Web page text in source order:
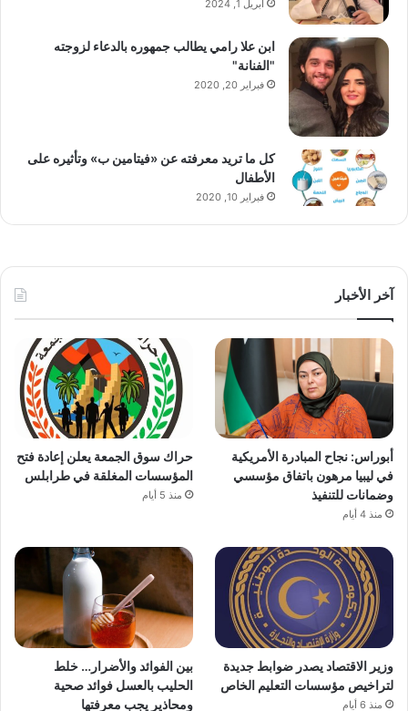
أبريل 1, 2024
ابن علا رامي يطالب جمهوره بالدعاء لزوجته
"الفنانة"
فبراير 20, 2020
كل ما تريد معرفته عن «فيتامين ب» وتأثيره على
الأطفال
فبراير 10, 2020
آخر الأخبار
أبوراس: نجاح المبادرة الأمريكية
في ليبيا مرهون باتفاق مؤسسي
وضمانات للتنفيذ
منذ 4 أيام
حراك سوق الجمعة يعلن إعادة فتح
المؤسسات المغلقة في طرابلس
منذ 5 أيام
وزير الاقتصاد يصدر ضوابط جديدة
لتراخيص مؤسسات التعليم الخاص
منذ 6 أيام
بين الفوائد والأضرار… خلط
الحليب بالعسل فوائد صحية
ومحاذير يجب معرفتها